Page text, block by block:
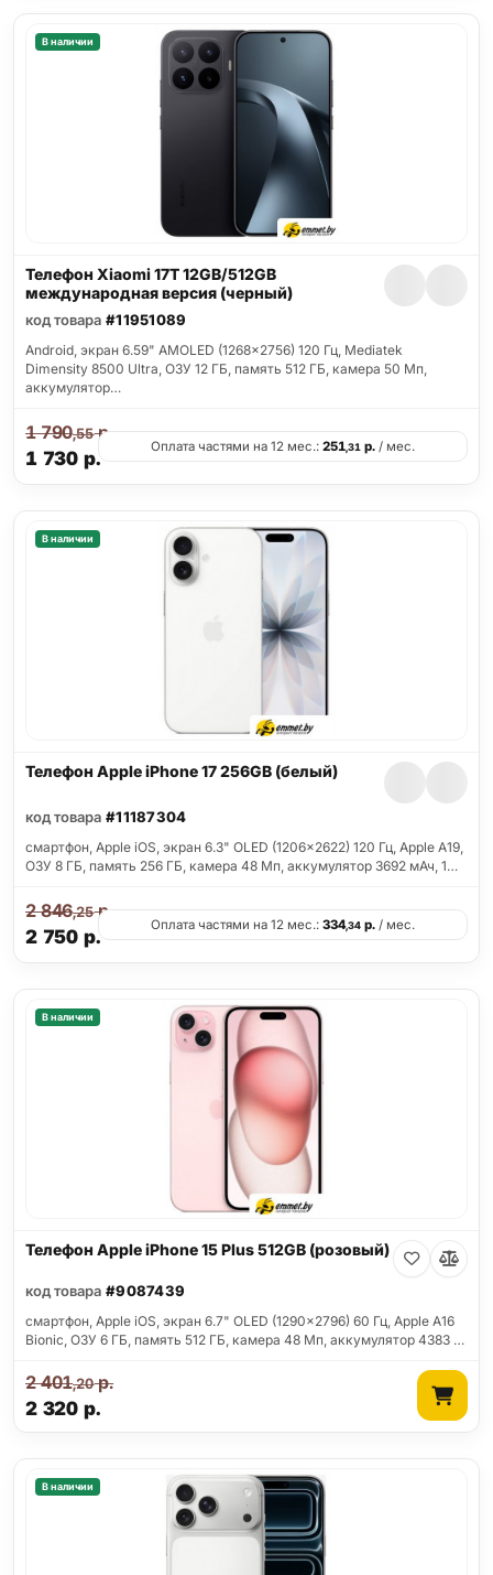
В наличии
Телефон Xiaomi 17T 12GB/512GB
международная версия (черный)
код товара #11951089
Android, экран 6.59" AMOLED (1268x2756) 120 Гц, Mediatek
Dimensity 8500 Ultra, ОЗУ 12 ГБ, память 512 ГБ, камера 50 Мп,
аккумулятор…
1 730 р.
1 790,55р.
Оплата частями на 12 мес.: 251,31 р. / мес.
В наличии
Телефон Apple iPhone 17 256GB (белый)
код товара #11187304
смартфон, Apple iOS, экран 6.3" OLED (1206x2622) 120 Гц, Apple A19,
ОЗУ 8 ГБ, память 256 ГБ, камера 48 Мп, аккумулятор 3692 мАч, 1…
2 750 р.
2 846,25р.
Оплата частями на 12 мес.: 334,34 р. / мес.
В наличии
Телефон Apple iPhone 15 Plus 512GB (розовый)
код товара #9087439
смартфон, Apple iOS, экран 6.7" OLED (1290x2796) 60 Гц, Apple A16
Bionic, ОЗУ 6 ГБ, память 512 ГБ, камера 48 Мп, аккумулятор 4383 …
2 320 р.
2 401,20р.
В наличии